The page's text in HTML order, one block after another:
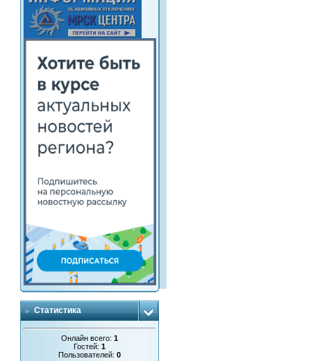
Статистика
Онлайн всего:1
Гостей:1
Пользователей:0